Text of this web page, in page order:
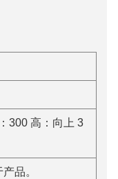
300 高：向上 3
品。